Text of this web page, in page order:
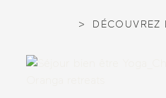
DÉCOUVREZ